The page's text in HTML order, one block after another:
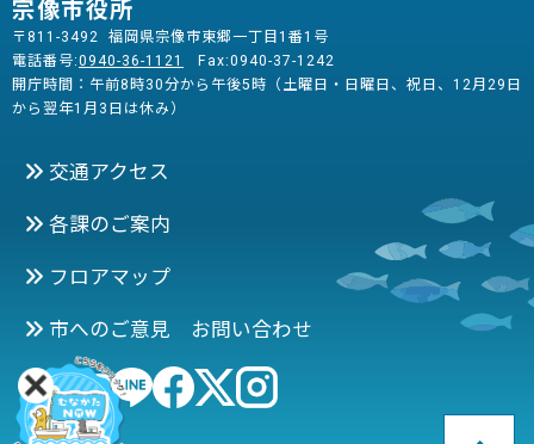
宗像市役所
〒811-3492 福岡県宗像市東郷一丁目1番1号
電話番号:0940-36-1121
Fax:0940-37-1242
開庁時間：午前8時30分から午後5時（土曜日・日曜日、祝日、12月29日
から翌年1月3日は休み）
交通アクセス
各課のご案内
フロアマップ
市へのご意見 お問い合わせ